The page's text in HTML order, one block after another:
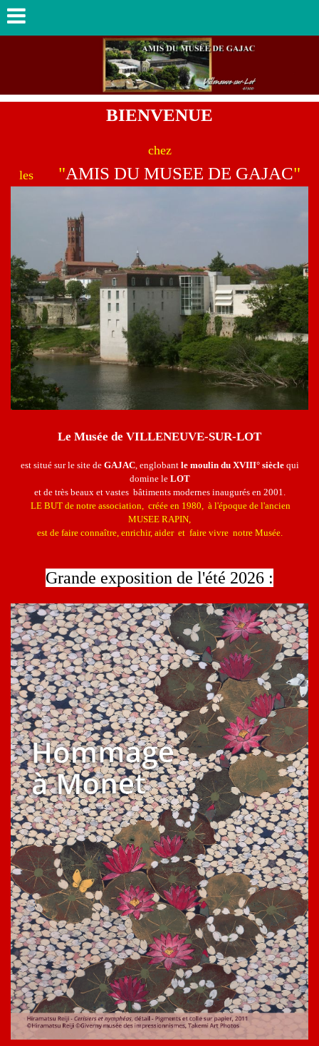
BIENVENUE
chez
les "AMIS DU MUSEE DE GAJAC"
Le Musée de VILLENEUVE-SUR-LOT
est situé sur le site de GAJAC, englobant le moulin du XVIII° sièclequi
domine le LOT
et de très beaux et vastes bâtiments modernes inaugurés en 2001.
LE BUT de notre association, créée en 1980, à l'époque de l'ancien
MUSEE RAPIN,
est de faire connaître, enrichir, aider et faire vivre notre Musée.
Grande exposition de l'été 2026 :